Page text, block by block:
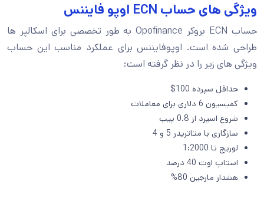
ویژگی های حساب ECN اوپو فایننس
حساب ECN بروکر Opofinance به طور تخصصی برای اسکالپر ها
طراحی شده است. اوپوفایننس برای عملکرد مناسب این حساب
ویژگی های زیر را در نظر گرفته است:
حداقل سپرده 100$
کمیسیون 6 دلاری برای معاملات
شروع اسپرد از 0.8 پیپ
سازگاری با متاتریدر 5 و 4
لوریج تا 1:2000
استاپ اوت 40 درصد
هشدار مارجین 80%